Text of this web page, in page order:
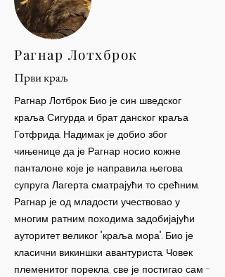
Рагнар Лотхброк
Први краљ
Рагнар Лотброк Био је син шведског
краља Сигурда и брат данског краља
Готфрида. Надимак је добио због
чињенице да је Рагнар носио кожне
панталоне које је направила његова
супруга Лагерта сматрајући то срећним.
Рагнар је од младости учествовао у
многим ратним походима задобијајући
ауторитет великог "краља мора". Био је
класични викиншки авантуриста. Човек
племенитог порекла, све је постигао сам -